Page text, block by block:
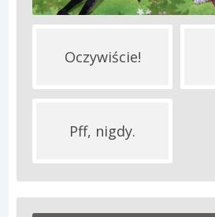
Oczywiście!
Pff, nigdy.